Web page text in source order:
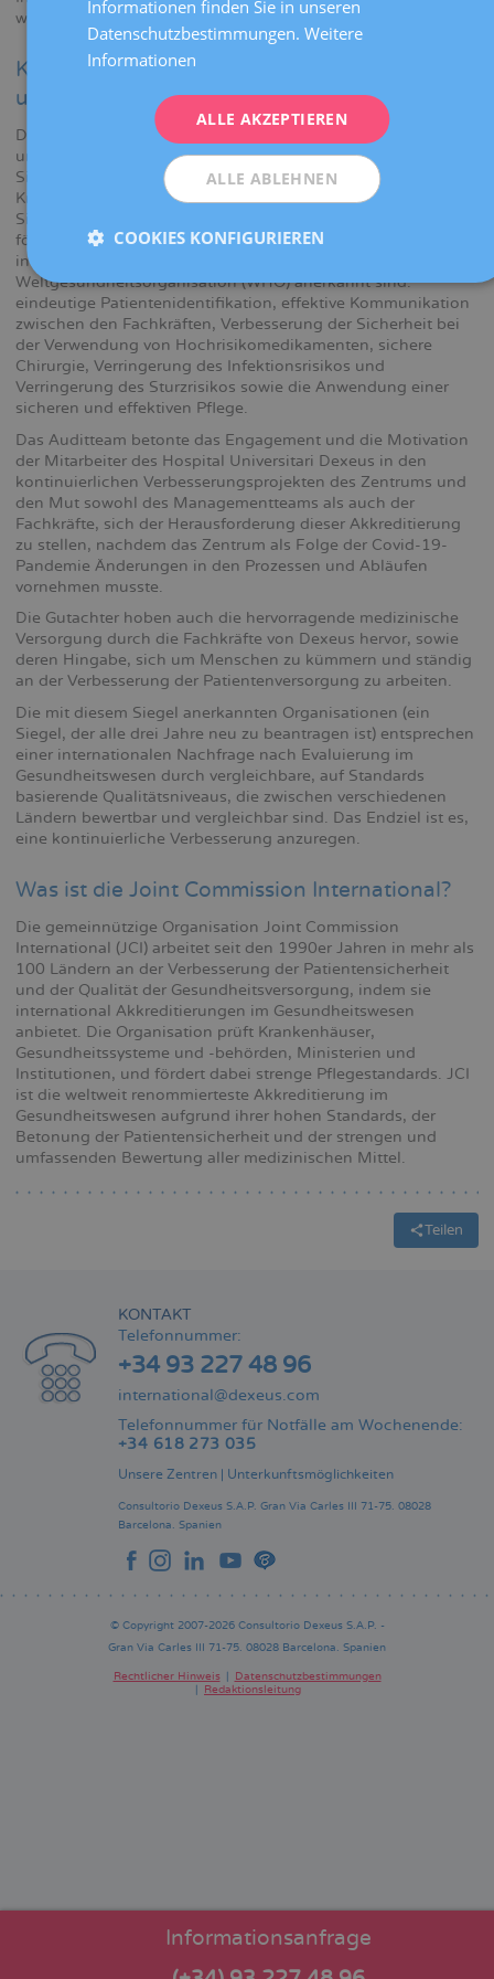
worden ist.
Kontinuierliche Verbesserung der Qualität
und Sicherheit in der Gesundheitsversorgung
Die Akkreditierung bedeutet eine offizielle Anerkennung der
umfangreichen Bemühungen, die zur Verbesserung der
Sicherheit im Gesundheitswesen unternommen werden. Das
Krankenhaus hat zahlreiche Maßnahmen ergriffen, um
Sicherheitsgewohnheiten in der gesamten Organisation zu
fördern, und arbeitet an der Verbesserung der sechs
internationalen Sicherheitsziele, die von der
Weltgesundheitsorganisation (WHO) anerkannt sind:
eindeutige Patientenidentifikation, effektive Kommunikation
zwischen den Fachkräften, Verbesserung der Sicherheit bei
der Verwendung von Hochrisikomedikamenten, sichere
Chirurgie, Verringerung des Infektionsrisikos und
Verringerung des Sturzrisikos sowie die Anwendung einer
sicheren und effektiven Pflege.
Das Auditteam betonte das Engagement und die Motivation
der Mitarbeiter des Hospital Universitari Dexeus in den
kontinuierlichen Verbesserungsprojekten des Zentrums und
den Mut sowohl des Managementteams als auch der
Fachkräfte, sich der Herausforderung dieser Akkreditierung
zu stellen, nachdem das Zentrum als Folge der Covid-19-
Pandemie Änderungen in den Prozessen und Abläufen
vornehmen musste.
Die Gutachter hoben auch die hervorragende medizinische
Versorgung durch die Fachkräfte von Dexeus hervor, sowie
deren Hingabe, sich um Menschen zu kümmern und ständig
an der Verbesserung der Patientenversorgung zu arbeiten.
Die mit diesem Siegel anerkannten Organisationen (ein
Siegel, der alle drei Jahre neu zu beantragen ist) entsprechen
einer internationalen Nachfrage nach Evaluierung im
Gesundheitswesen durch vergleichbare, auf Standards
basierende Qualitätsniveaus, die zwischen verschiedenen
Ländern bewertbar und vergleichbar sind. Das Endziel ist es,
eine kontinuierliche Verbesserung anzuregen.
Was ist die Joint Commission International?
Die gemeinnützige Organisation Joint Commission
International (JCI) arbeitet seit den 1990er Jahren in mehr als
100 Ländern an der Verbesserung der Patientensicherheit
und der Qualität der Gesundheitsversorgung, indem sie
international Akkreditierungen im Gesundheitswesen
anbietet. Die Organisation prüft Krankenhäuser,
Gesundheitssysteme und -behörden, Ministerien und
Institutionen, und fördert dabei strenge Pflegestandards. JCI
ist die weltweit renommierteste Akkreditierung im
Gesundheitswesen aufgrund ihrer hohen Standards, der
Betonung der Patientensicherheit und der strengen und
umfassenden Bewertung aller medizinischen Mittel.
Informationsanfrage
Teilen
KONTAKT
Telefonnummer:
+34 93 227 48 96
international@dexeus.com
Telefonnummer für Notfälle am Wochenende:
+34 618 273 035
Unsere Zentren | Unterkunftsmöglichkeiten
Consultorio Dexeus S.A.P. Gran Via Carles III 71-75. 08028
Barcelona. Spanien
© Copyright 2007-2026 Consultorio Dexeus S.A.P. -
Gran Via Carles III 71-75. 08028 Barcelona. Spanien
Rechtlicher Hinweis
Datenschutzbestimmungen
Redaktionsleitung
Informationen finden Sie in unseren
Datenschutzbestimmungen. Weitere
Informationen
ALLE AKZEPTIEREN
ALLE ABLEHNEN
COOKIES KONFIGURIEREN